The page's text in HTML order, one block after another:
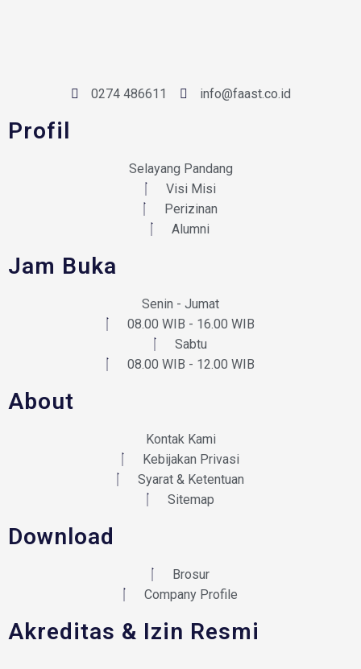
0274 486611 info@faast.co.id
Profil
Selayang Pandang
Visi Misi
Perizinan
Alumni
Jam Buka
Senin - Jumat
08.00 WIB - 16.00 WIB
Sabtu
08.00 WIB - 12.00 WIB
About
Kontak Kami
Kebijakan Privasi
Syarat & Ketentuan
Sitemap
Download
Brosur
Company Profile
Akreditas & Izin Resmi